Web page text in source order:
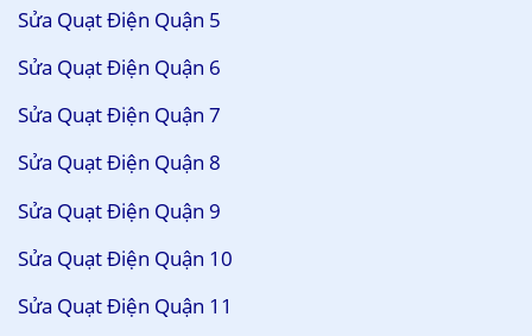
Sửa Quạt Điện Quận 5
Sửa Quạt Điện Quận 6
Sửa Quạt Điện Quận 7
Sửa Quạt Điện Quận 8
Sửa Quạt Điện Quận 9
Sửa Quạt Điện Quận 10
Sửa Quạt Điện Quận 11